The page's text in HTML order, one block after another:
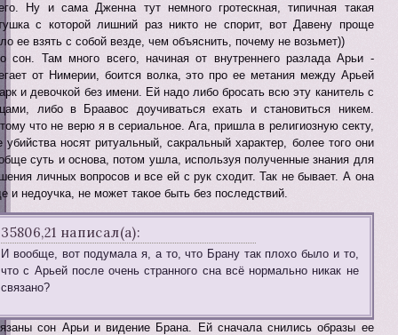
Ну и сама Дженна тут немного гротескная, типичная такая
с которой лишний раз никто не спорит, вот Давену проще
ее взять с собой везде, чем объяснить, почему не возьмет))
сон. Там много всего, начиная от внутреннего разлада Арьи -
от Нимерии, боится волка, это про ее метания между Арьей
и девочкой без имени. Ей надо либо бросать всю эту канитель с
либо в Браавос доучиваться ехать и становиться никем.
что не верю я в сериальное. Ага, пришла в религиозную секту,
убийства носят ритуальный, сакральный характер, более того они
суть и основа, потом ушла, используя полученные знания для
личных вопросов и все ей с рук сходит. Так не бывает. А она
и недоучка, не может такое быть без последствий.
35806,21 написал(а):
И вообще, вот подумала я, а то, что Брану так плохо было и то,
что с Арьей после очень странного сна всё нормально никак не
связано?
сон Арьи и видение Брана. Ей сначала снились образы ее